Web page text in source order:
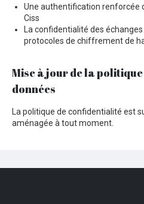
Une authentification renforcée
Ciss
La confidentialité des
protocoles de chiffrement de
Mise à jour de la
données
La politique de confidentialité est
aménagée à tout moment.